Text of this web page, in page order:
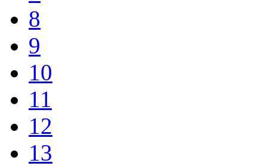
8
9
10
11
12
13